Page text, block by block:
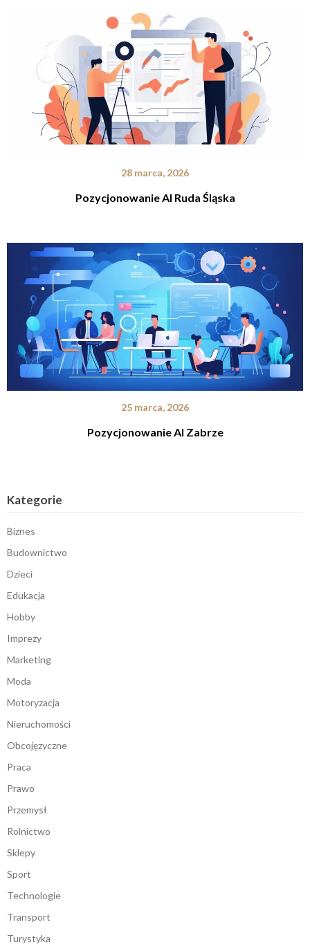
28 marca, 2026
Pozycjonowanie AI Ruda Śląska
25 marca, 2026
Pozycjonowanie AI Zabrze
Kategorie
Biznes
Budownictwo
Dzieci
Edukacja
Hobby
Imprezy
Marketing
Moda
Motoryzacja
Nieruchomości
Obcojęzyczne
Praca
Prawo
Przemysł
Rolnictwo
Sklepy
Sport
Technologie
Transport
Turystyka